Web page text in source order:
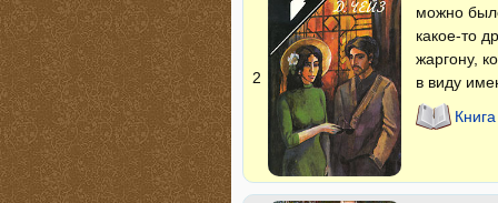
2
можно
какое-то
жаргону,
в виду